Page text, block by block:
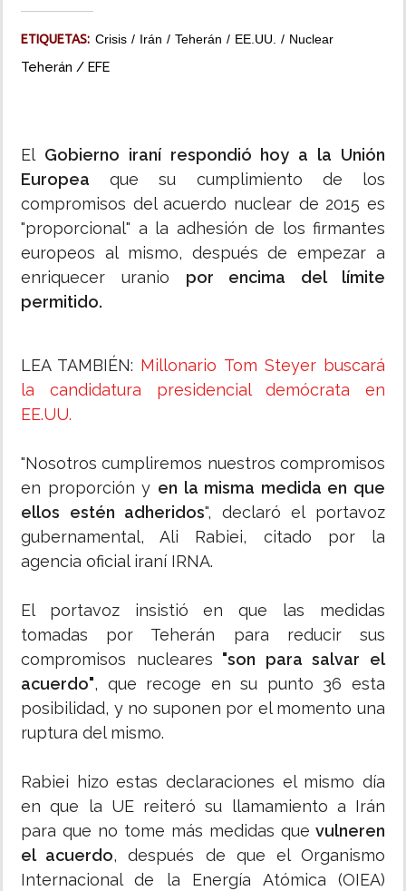
ETIQUETAS: Crisis Irán Teherán EE.UU. Nuclear
Teherán / EFE
El Gobierno iraní respondió hoy a la Unión
Europea que su cumplimiento de los
compromisos del acuerdo nuclear de 2015 es
"proporcional" a la adhesión de los firmantes
europeos al mismo, después de empezar a
enriquecer uranio por encima del límite
permitido.
LEA TAMBIÉN: Millonario Tom Steyer buscará
la candidatura presidencial demócrata en
EE.UU.
"Nosotros cumpliremos nuestros compromisos
en proporción y en la misma medida en que
ellos estén adheridos", declaró el portavoz
gubernamental, Ali Rabiei, citado por la
agencia oficial iraní IRNA.
El portavoz insistió en que las medidas
tomadas por Teherán para reducir sus
compromisos nucleares "son para salvar el
acuerdo", que recoge en su punto 36 esta
posibilidad, y no suponen por el momento una
ruptura del mismo.
Rabiei hizo estas declaraciones el mismo día
en que la UE reiteró su llamamiento a Irán
para que no tome más medidas que vulneren
el acuerdo, después de que el Organismo
Internacional de la Energía Atómica (OIEA)